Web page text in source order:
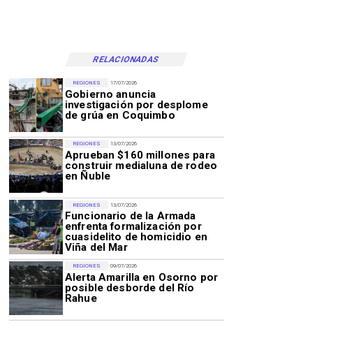
RELACIONADAS
17/07/2026
Gobierno anuncia
investigación por desplome
de grúa en Coquimbo
REGIONES
13/07/2026
Aprueban $160 millones para
construir medialuna de rodeo
en Ñuble
REGIONES
13/07/2026
Funcionario de la Armada
enfrenta formalización por
cuasidelito de homicidio en
Viña del Mar
REGIONES
09/07/2026
Alerta Amarilla en Osorno por
posible desborde del Río
Rahue
REGIONES